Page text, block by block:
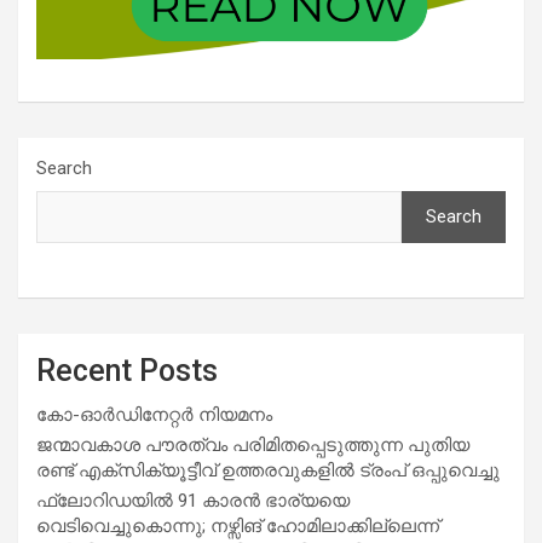
Search
Search
Recent Posts
കോ-ഓർഡിനേറ്റർ നിയമനം
ജന്മാവകാശ പൗരത്വം പരിമിതപ്പെടുത്തുന്ന പുതിയ
രണ്ട് എക്സിക്യൂട്ടീവ് ഉത്തരവുകളിൽ ട്രംപ് ഒപ്പുവെച്ചു
ഫ്ലോറിഡയിൽ 91 കാരൻ ഭാര്യയെ
വെടിവെച്ചുകൊന്നു; നഴ്സിങ് ഹോമിലാക്കില്ലെന്ന്